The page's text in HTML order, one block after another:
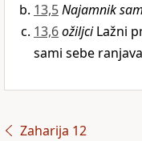
13,5Najamnik sam
13,6ožiljciLažni
sami sebe
Zaharija 12